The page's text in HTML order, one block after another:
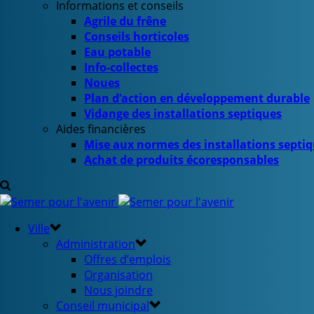
Informations et conseils
Agrile du frêne
Conseils horticoles
Eau potable
Info-collectes
Noues
Plan d’action en développement durable
Vidange des installations septiques
Aides financières
Mise aux normes des installations
Achat de produits écoresponsables
Ville
Administration
Offres d’emplois
Organisation
Nous joindre
Conseil municipal